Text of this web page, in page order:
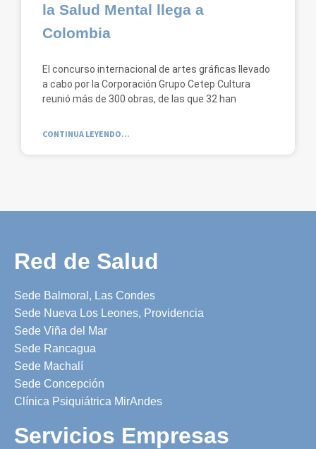
la Salud Mental llega a
Colombia
El concurso internacional de artes gráficas llevado
a cabo por la Corporación Grupo Cetep Cultura
reunió más de 300 obras, de las que 32 han
CONTINUA LEYENDO...
Red de Salud
Sede Balmoral, Las Condes
Sede Nueva Los Leones, Providencia
Sede Viña del Mar
Sede Rancagua
Sede Machalí
Sede Concepción
Clínica Psiquiátrica MirAndes
Servicios Empresas